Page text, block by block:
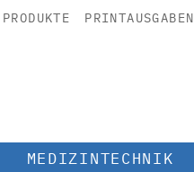
PRODUKTE PRINTAUSGABEN
MEDIZINTECHNIK